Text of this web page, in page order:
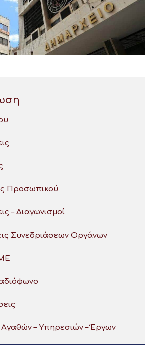
Προσωπικού
– Διαγωνισμοί
Συνεδριάσεων Οργάνων
– Υπηρεσιών – Έργων